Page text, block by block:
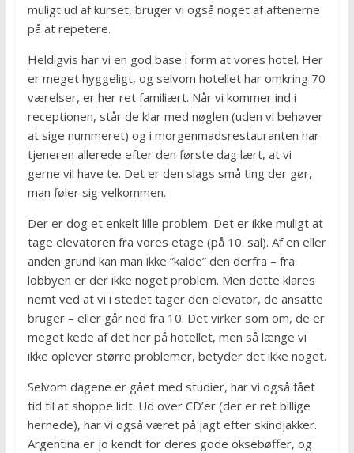
muligt ud af kurset, bruger vi også noget af aftenerne
på at repetere.
Heldigvis har vi en god base i form at vores hotel. Her
er meget hyggeligt, og selvom hotellet har omkring 70
værelser, er her ret familiært. Når vi kommer ind i
receptionen, står de klar med nøglen (uden vi behøver
at sige nummeret) og i morgenmadsrestauranten har
tjeneren allerede efter den første dag lært, at vi
gerne vil have te. Det er den slags små ting der gør,
man føler sig velkommen.
Der er dog et enkelt lille problem. Det er ikke muligt at
tage elevatoren fra vores etage (på 10. sal). Af en eller
anden grund kan man ikke ”kalde” den derfra – fra
lobbyen er der ikke noget problem. Men dette klares
nemt ved at vi i stedet tager den elevator, de ansatte
bruger – eller går ned fra 10. Det virker som om, de er
meget kede af det her på hotellet, men så længe vi
ikke oplever større problemer, betyder det ikke noget.
Selvom dagene er gået med studier, har vi også fået
tid til at shoppe lidt. Ud over CD’er (der er ret billige
hernede), har vi også været på jagt efter skindjakker.
Argentina er jo kendt for deres gode oksebøffer, og